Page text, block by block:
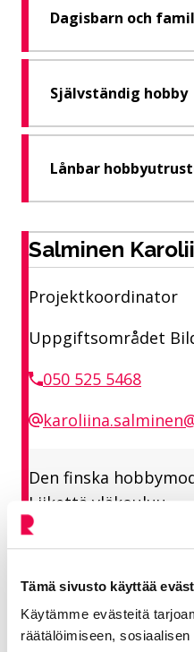
Tämä sivusto käyttää
Käytämme evästeitä
räätälöimiseen,
Dagisbarn och
Självständig hobby
Lånbar
Salminen
Projektkoordinator
Uppgiftsområdet
050 525 5468
Den finska
Liikettä yläkouluu.